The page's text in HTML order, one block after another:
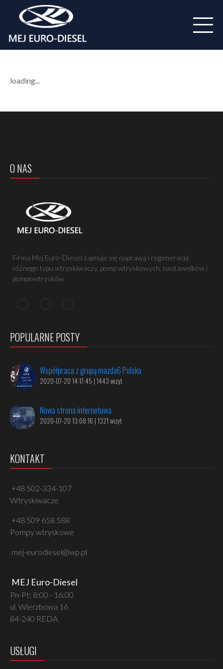
loading...
O NAS
Firma Mej Euro-Diesel zajmuje się naprawą i regeneracją
różnego typu wtryskiwaczy, pomp wtryskowych, nastawników i
pompowtrysków
POPULARNE POSTY
Współpraca z grupą mazda6 Polska
2020-07-20 14:17:45 | 1443 wizyt
Nowa strona internetowa
2020-07-20 13:08:16 | 1321 wizyt
KONTAKT
+48 502-334-107
Wtryskiwacze
+48 509 658 588
Pompy wtryskowe
mej-eurodiesel@wp.pl
MEJ Euro-Diesel
Pn-Pt: 8:00 - 16:00
ul. Wierzbowa 16
84-240 REDA
USŁUGI